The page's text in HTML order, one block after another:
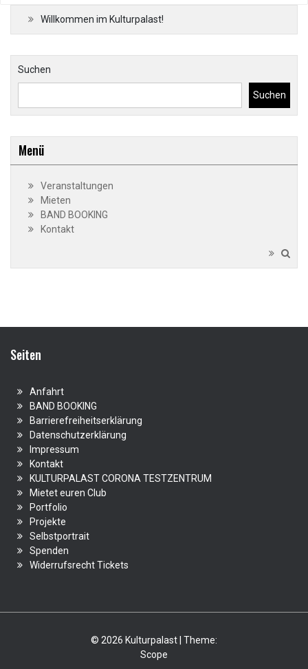
Willkommen im Kulturpalast!
Suchen
Suchen
Menü
Veranstaltungen
Mieten
BAND BOOKING
Kontakt
Seiten
Anfahrt
BAND BOOKING
Barrierefreiheitserklärung
Datenschutzerklärung
Impressum
Kontakt
KULTURPALAST CORONA TESTZENTRUM
Mietet euren Club
Portfolio
Projekte
Selbstportrait
Spenden
Widerrufsrecht Tickets
© 2026 Kulturpalast | Theme:
Scope